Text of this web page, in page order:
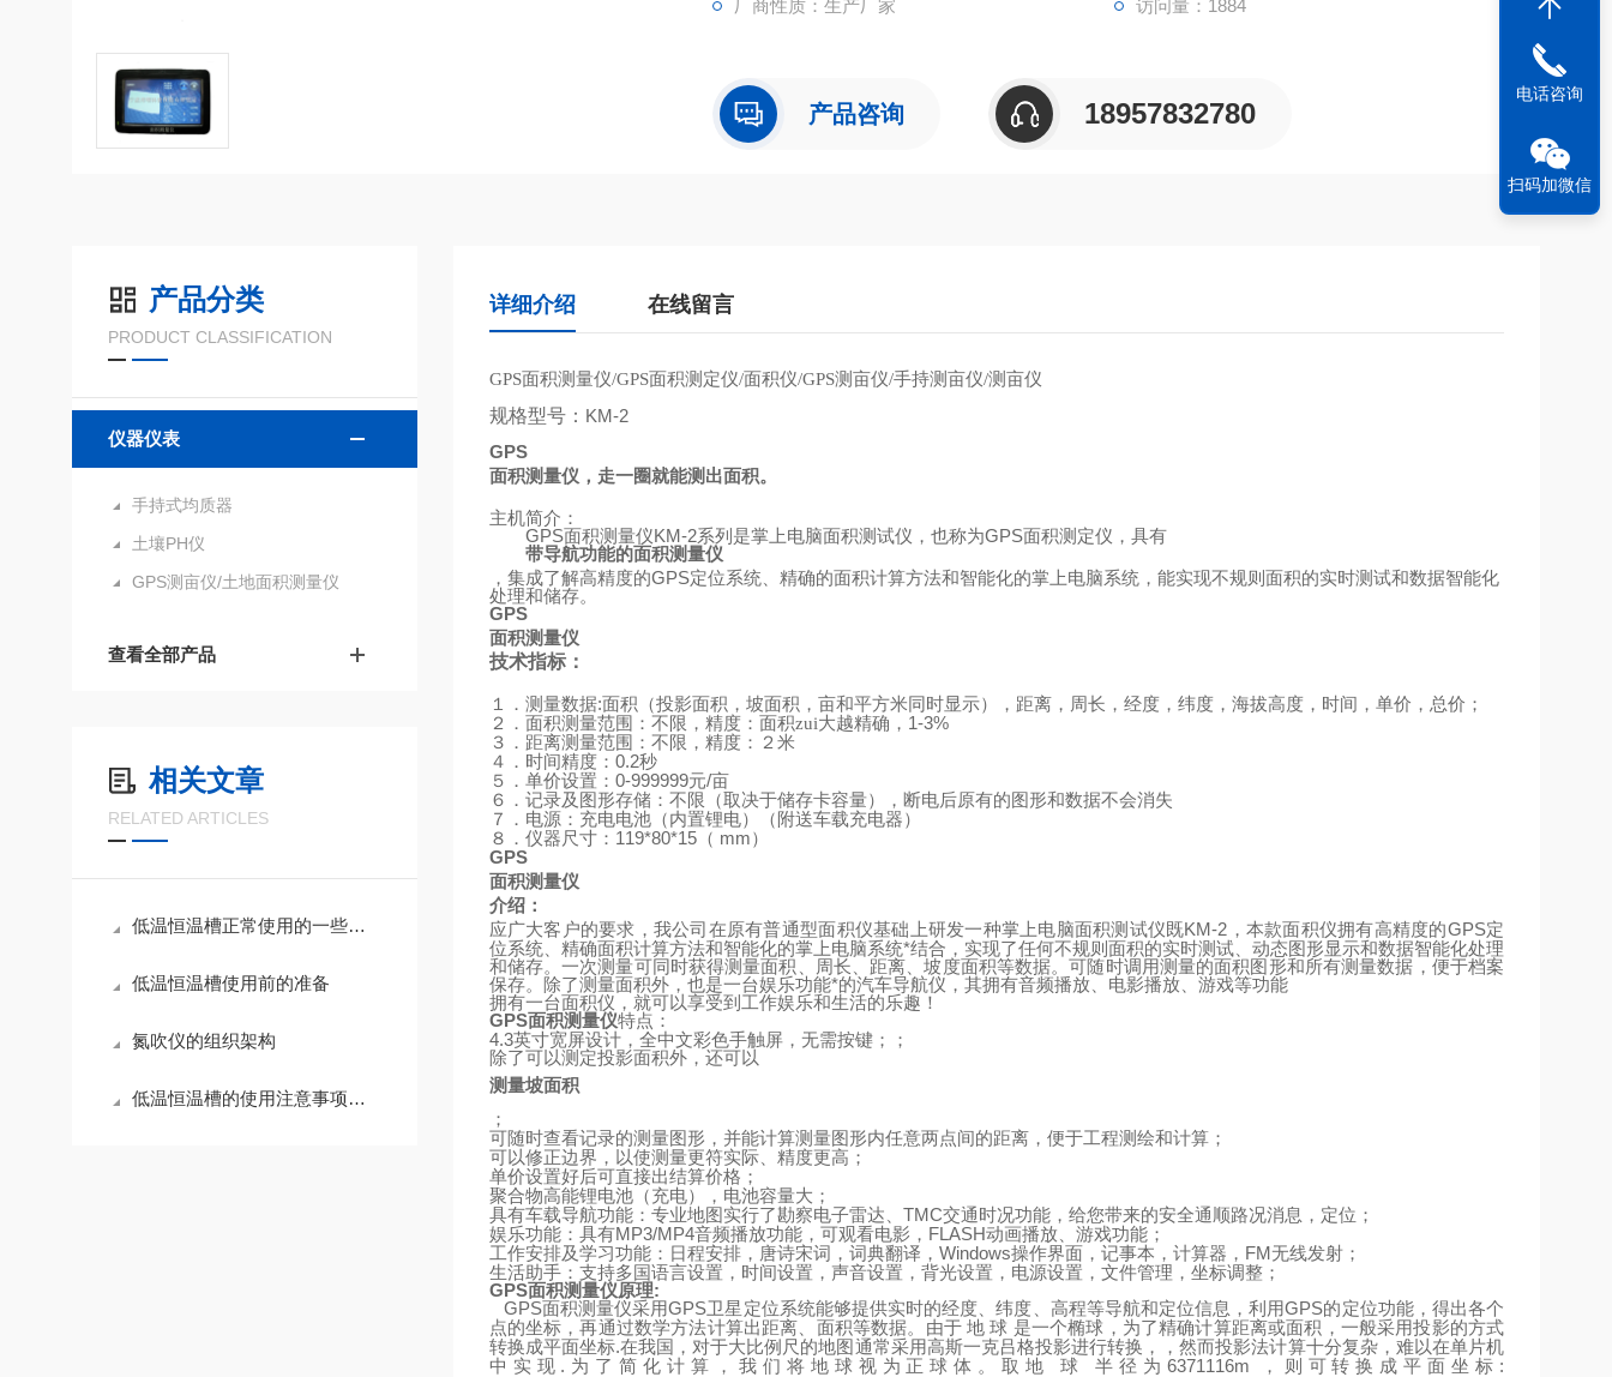
厂商性质：生产厂家 访问量：1884
产品咨询 18957832780
产品分类
PRODUCT CLASSIFICATION
仪器仪表
手持式均质器
土壤PH仪
GPS测亩仪/土地面积测量仪
查看全部产品
相关文章
RELATED ARTICLES
低温恒温槽正常使用的一些特殊要求,不知道你有没有注意到
低温恒温槽使用前的准备
氮吹仪的组织架构
低温恒温槽的使用注意事项和使用方法
详细介绍 在线留言
GPS面积测量仪/GPS面积测定仪/面积仪/GPS测亩仪/手持测亩仪/测亩仪
规格型号： KM-2
GPS
面积测量仪，走一圈就能测出面积。
主机简介：
GPS面积测量仪KM-2系列是掌上电脑面积测试仪，也称为GPS面积测定仪，具有
带导航功能的面积测量仪
，集成了解高精度的GPS定位系统、精确的面积计算方法和智能化的掌上电脑系统，能实现不规则面积的实时测试和数据智能化
处理和储存。
GPS
面积测量仪
技术指标：
１．测量数据:面积（投影面积，坡面积，亩和平方米同时显示），距离，周长，经度，纬度，海拔高度，时间，单价，总价；
２．面积测量范围：不限，精度：面积zui大越精确， 1-3%
３．距离测量范围：不限，精度：２米
４．时间精度： 0.2秒
５．单价设置： 0-999999元/亩
６．记录及图形存储：不限（取决于储存卡容量），断电后原有的图形和数据不会消失
７．电源：充电电池（内置锂电）
（ 附送车载充电器）
８．仪器尺寸： 119*80*15（ mm）
GPS
面积测量仪
介绍：
应广大客户的要求，我公司在原有普通型面积仪基础上研发一种掌上电脑面积测试仪既KM-2 ，本款面积仪拥有高精度的GPS定
位系统、精确面积计算方法和智能化的掌上电脑系统*结合，实现了任何不规则面积的实时测试、动态图形显示和数据智能化处理
和储存。一次测量可同时获得测量面积、周长、距离、坡度面积等数据。可随时调用测量的面积图形和所有测量数据，便于档案
保存。除了测量面积外，也是一台娱乐功能*的汽车导航仪，其拥有音频播放、电影播放、游戏等功能
拥有一台面积仪，就可以享受到工作娱乐和生活的乐趣！
GPS面积测量仪特点：
4.3英寸宽屏设计，全中文彩色手触屏，无需按键；；
除了可以测定投影面积外，还可以
测量坡面积
；
可随时查看记录的测量图形，并能计算测量图形内任意两点间的距离，便于工程测绘和计算；
可以修正边界，以使测量更符实际、精度更高；
单价设置好后可直接出结算价格；
聚合物高能锂电池（充电），电池容量大；
具有车载导航功能：专业地图实行了勘察电子雷达、 TMC交通时况功能，给您带来的安全通顺路况消息，定位；
娱乐功能：具有MP3/MP4音频播放功能，可观看电影， FLASH动画播放、游戏功能；
工作安排及学习功能：日程安排，唐诗宋词，词典翻译， Windows操作界面，记事本，计算器， FM无线发射；
生活助手：支持多国语言设置，时间设置，声音设置，背光设置，电源设置，文件管理，坐标调整；
GPS面积测量仪原理:
GPS面积测量仪采用GPS卫星定位系统能够提供实时的经度、纬度、高程等导航和定位信息，利用GPS的定位功能，得出各个
点的坐标，再通过数学方法计算出距离、面积等数据。由于 地 球 是一个椭球，为了精确计算距离或面积，一般采用投影的方式
转换成平面坐标.在我国，对于大比例尺的地图通常采用高斯一克吕格投影进行转换，，然而投影法计算十分复杂，难以在单片机
中实现 . 为了简化计算，我们将地球视为正球体。取地 球 半径为 6371116m ，则可转换成平面坐标 :
电话咨询
扫码加微信